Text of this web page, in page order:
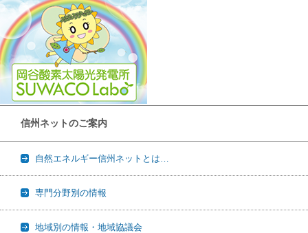
信州ネットのご案内
自然エネルギー信州ネットとは…
専門分野別の情報
地域別の情報・地域協議会